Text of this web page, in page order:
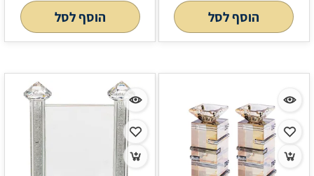
הוסף לסל הוסף לסל